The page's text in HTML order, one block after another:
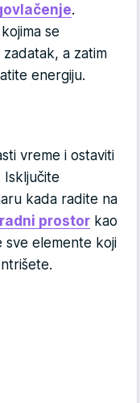
.
se
a zatim
energiju.
vreme i ostaviti
Isključite
kada radite na
prostor kao
elemente koji